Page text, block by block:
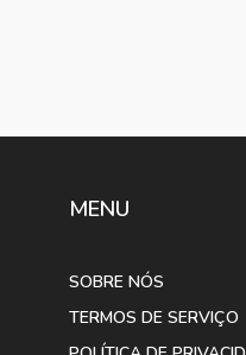
MENU
SOBRE NÓS
TERMOS DE SERVIÇO